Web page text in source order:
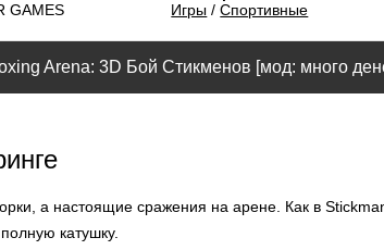
GAMES
Игры /Спортивные
Arena: 3D Бой Стикменов [мод: много
а настоящие сражения на арене. Как в
катушку.